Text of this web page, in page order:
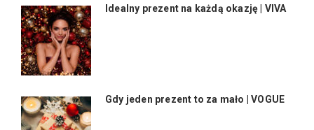
Idealny prezent na każdą okazję | VIVA
Gdy jeden prezent to za mało | VOGUE